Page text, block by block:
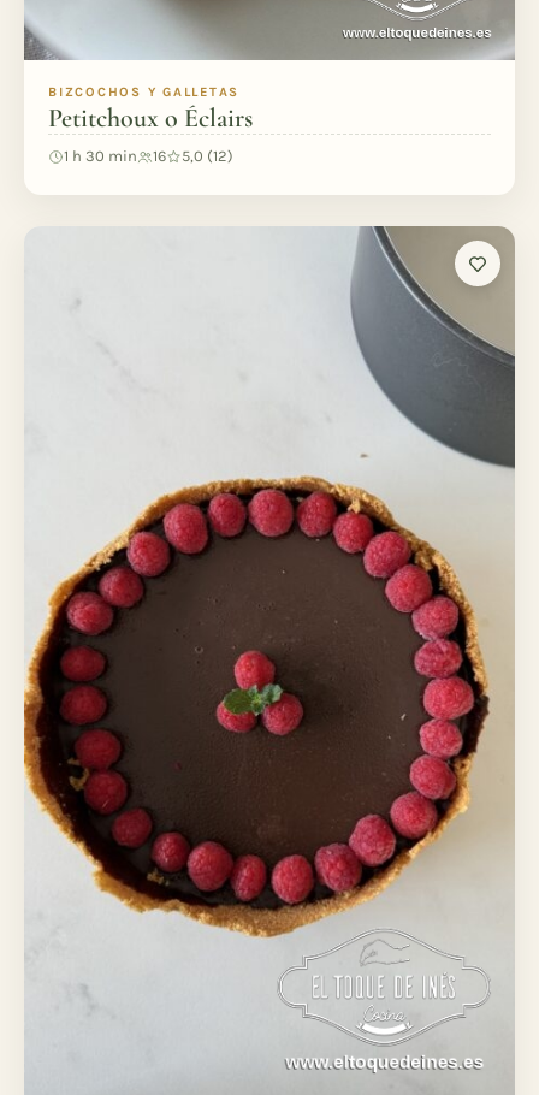
BIZCOCHOS Y GALLETAS
Petitchoux o Éclairs
1 h 30 min 16 5,0 (12)